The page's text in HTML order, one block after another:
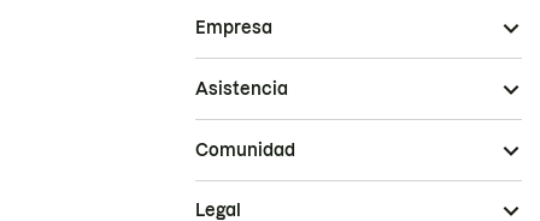
Empresa
Asistencia
Comunidad
Legal